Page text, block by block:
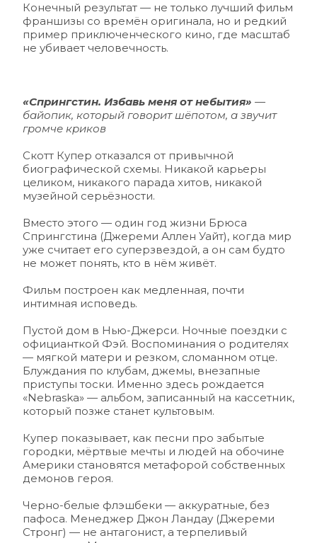
Конечный результат — не только лучший фильм
франшизы со времён оригинала, но и редкий
пример приключенческого кино, где масштаб
не убивает человечность.
«Спрингстин. Избавь меня от небытия» —
байопик, который говорит шёпотом, а звучит
громче криков
Скотт Купер отказался от привычной
биографической схемы. Никакой карьеры
целиком, никакого парада хитов, никакой
музейной серьёзности.
Вместо этого — один год жизни Брюса
Спрингстина (Джереми Аллен Уайт), когда мир
уже считает его суперзвездой, а он сам будто
не может понять, кто в нём живёт.
Фильм построен как медленная, почти
интимная исповедь.
Пустой дом в Нью-Джерси. Ночные поездки с
официанткой Фэй. Воспоминания о родителях
— мягкой матери и резком, сломанном отце.
Блуждания по клубам, джемы, внезапные
приступы тоски. Именно здесь рождается
«Nebraska» — альбом, записанный на кассетник,
который позже станет культовым.
Купер показывает, как песни про забытые
городки, мёртвые мечты и людей на обочине
Америки становятся метафорой собственных
демонов героя.
Черно-белые флэшбеки — аккуратные, без
пафоса. Менеджер Джон Ландау (Джереми
Стронг) — не антагонист, а терпеливый